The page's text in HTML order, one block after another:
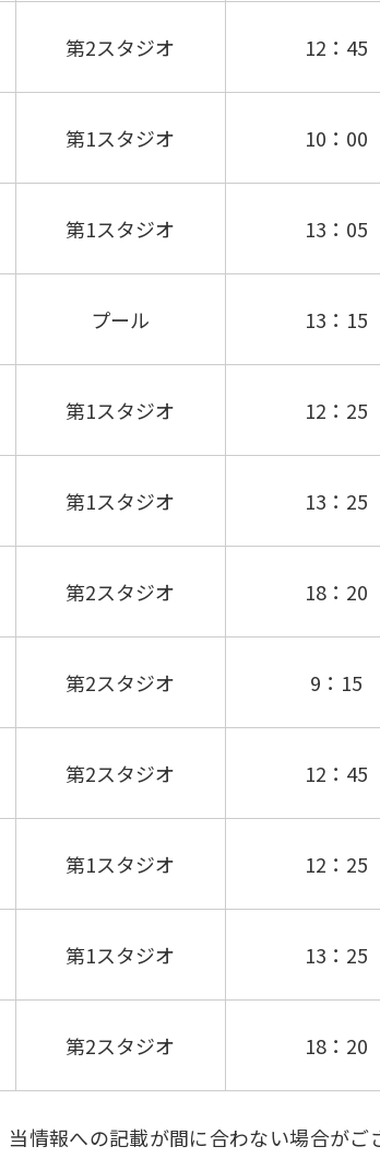
第2スタジオ 12：45
第1スタジオ 10：00
第1スタジオ 13：05
プール 13：15
第1スタジオ 12：25
第1スタジオ 13：25
第2スタジオ 18：20
第2スタジオ 9：15
第2スタジオ 12：45
第1スタジオ 12：25
第1スタジオ 13：25
第2スタジオ 18：20
情報への記載が間に合わない場合がご